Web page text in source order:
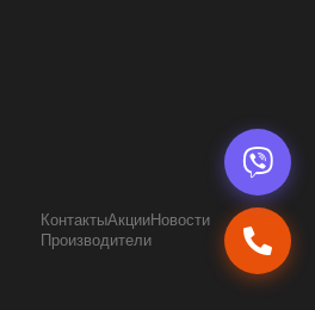
КонтактыАкцииНовости
Производители